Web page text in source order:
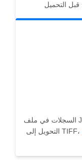
السجلات في ملف JSON لا تُفحص ولا تُعاد استخدامها أبدًا. بعد